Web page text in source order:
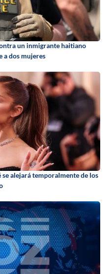
un inmigrante haitiano
a dos mujeres
alejará temporalmente de los